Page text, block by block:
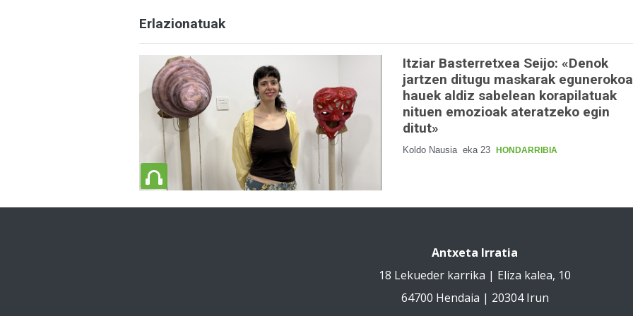
Erlazionatuak
Itziar Basterretxea Seijo: «Denok
jartzen ditugu maskarak
hauek aldiz sabelean korapilatuak
nituen emozioak ateratzeko egin
ditut»
Koldo Nausia eka 23 HONDARRIBIA
Antxeta Irratia
18 Lekueder karrika | Eliza kalea, 10
64700 Hendaia | 20304 Irun